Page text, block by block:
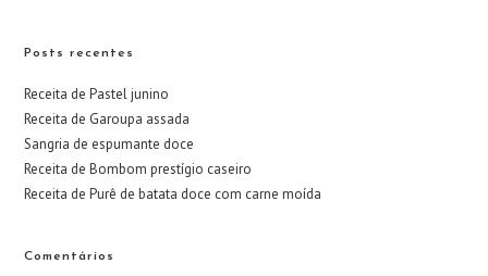
Posts recentes
Receita de Pastel junino
Receita de Garoupa assada
Sangria de espumante doce
Receita de Bombom prestígio caseiro
Receita de Purê de batata doce com carne moída
Comentários